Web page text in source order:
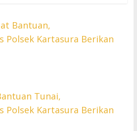
Bantuan,
Polsek Kartasura Berikan
Tunai,
Polsek Kartasura Berikan